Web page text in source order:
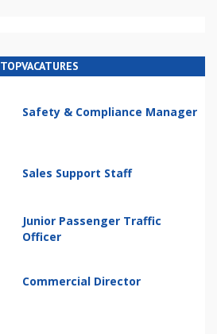
TOPVACATURES
Safety & Compliance Manager
Sales Support Staff
Junior Passenger Traffic
Officer
Commercial Director